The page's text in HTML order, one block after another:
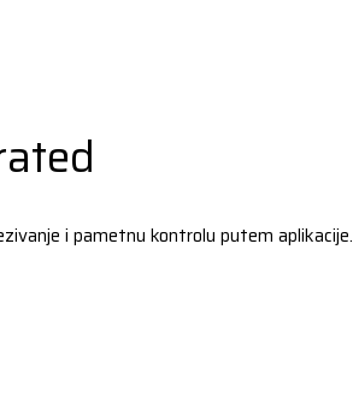
i pametnu kontrolu putem aplikacije.